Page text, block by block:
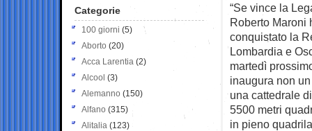
“Se vince la
Roberto Maroni
conquistato la
Lombardia e
martedì
inaugura non
una cattedrale
5500 metri
in pieno
Categorie
100 giorni (5)
Aborto (20)
Acca Larentia (2)
Alcool (3)
Alemanno (150)
Alfano (315)
Alitalia (123)